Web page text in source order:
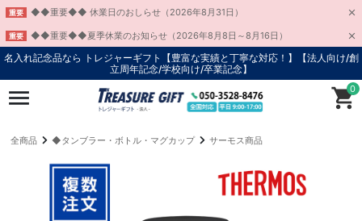
重要 ◆◆重要◆◆ 休業日のおしらせ（2026年8月31日）
重要
◆◆重要◆◆夏季休業のお知らせ（2026年8月8日～8月16日）
名入れ記念品なら トレジャーギフト【豊富な実績と丁寧な対応！】
【法人向け/創
立周年記念/学校向け/卒業記念】
0
全商品 ◆タンブラー・ボトル・マグカップ サーモス商品